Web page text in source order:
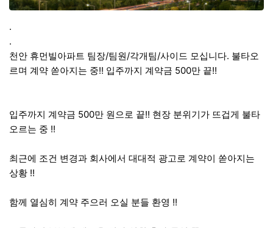
.
.
천안 휴먼빌아파트 팀장/팀원/각개팀/사이드 모십니다. 불타오
르며 계약 쏟아지는 중!! 입주까지 계약금 500만 끝!!
입주까지 계약금 500만 원으로 끝!! 현장 분위기가 뜨겁게 불타
오르는 중 !!
최근에 조건 변경과 회사에서 대대적 광고로 계약이 쏟아지는
상황 !!
함께 열심히 계약 주으러 오실 분들 환영 !!